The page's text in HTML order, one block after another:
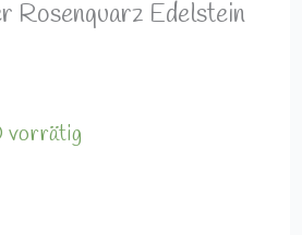
Rosenquarz Edelstein
vorrätig